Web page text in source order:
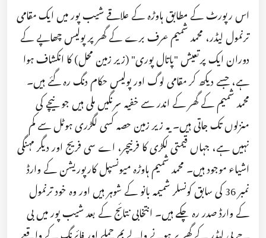
اس رپورٹ کے مطابق ہاوڑہ کے علاقے شیب پور میں ایک مقامی
ترنمول لیڈر، محمد شمیم عرف برے کے گھر پر پولیس چھاپے کے
دوران ایک پرتعیش "پاتال پوری" (زیر زمین محل) کا انکشاف ہوا
ہے، جسے دیکھ کر مقامی لوگ اور پولیس حکام دنگ رہ گئے ہیں۔
محمد شمیم کے گھر کے اندر سے خفیہ سرنگیں ملی ہیں جو نیچے کی
منزلوں تک جاتی ہیں۔ یہ زیر زمین حصہ کسی لگڑری ہوٹل سے کم
نہیں ہے، جہاں قیمتی لکڑی کا فرنیچر، اے سی فریج اور دیگر مہنگی
اشیاء موجود ہیں۔ محمد شمیم ہاوڑہ میونسپل کارپوریشن کے وارڈ
نمبر 36 کی سابق کونسلر شمیمہ بانو کے شوہر ہیں اور وہ خود ترنمول
کے وارڈ صدر رہ چکے ہیں۔ انتخابی نتائج کے بعد شیب پور میں بی
جے پی لیڈر کے گھر پر ہونے والے بم حملے اور فائرنگ کے واقعے